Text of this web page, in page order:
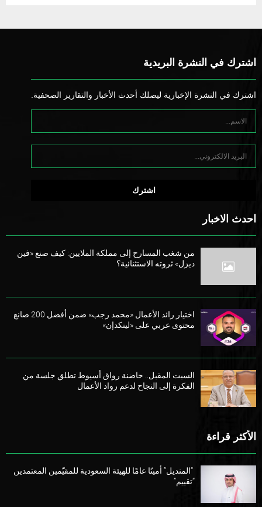
اشترك في النشرة البريدية
اشترك في النشرة الإخبارية ليصلك أحدث الأخبار والتقارير الصحفية.
احدث الاخبار
من شغب المسارح إلى مملكة الملايين: كيف صنع «فين
ديزل» ثروته الاستثنائية؟
اختيار رائد الأعمال «محمد رجب» ضمن أفضل 200 صانع
محتوى عربي على «لينكدإن»
السبت المقبل.. حاضنة رواق أسيوط تطلق جلسة من
الفكرة إلى النجاح لدعم رواد الأعمال
الأكثر قراءة
“المنديل” أمينًا عامًا للهيئة السعودية للمقيّمين المعتمدين
“تقييم”